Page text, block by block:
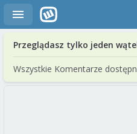
Przeglądasz tylko jeden
Wszystkie Komentarze